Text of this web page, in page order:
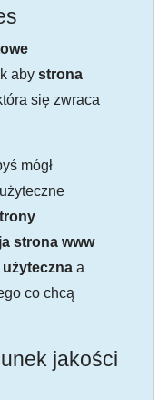
aby strona
się zwraca
mógł
strona www
a
co chcą
jakości